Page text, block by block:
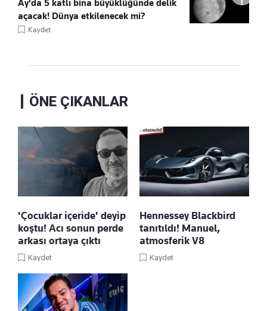
Ay'da 5 katlı bina büyüklüğünde delik
açacak! Dünya etkilenecek mi?
Kaydet
ÖNE ÇIKANLAR
'Çocuklar içeride' deyip
koştu! Acı sonun perde
arkası ortaya çıktı
Kaydet
Hennessey Blackbird
tanıtıldı! Manuel,
atmosferik V8
Kaydet